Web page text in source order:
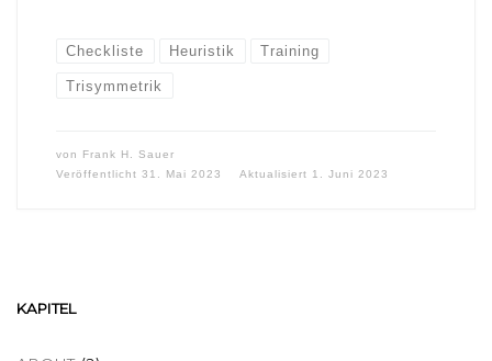
Checkliste Heuristik Training
Trisymmetrik
von Frank H. Sauer
Veröffentlicht 31. Mai 2023 Aktualisiert 1. Juni 2023
KAPITEL